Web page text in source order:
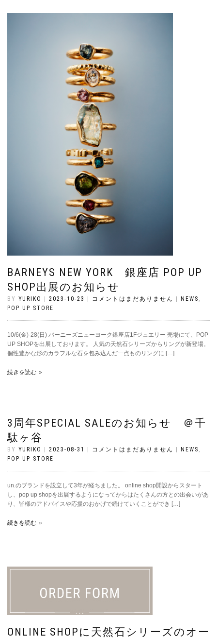
BARNEYS NEW YORK 銀座店 POP UP
SHOP出展のお知らせ
BY YURIKO 2023-10-23 コメントはまだありません NEWS ,
POP UP STORE
10/6(金)-28(日) バーニーズニューヨーク銀座店1Fジュエリー 売場にて、POP
UP SHOPを出展しております。 人気の天然石シリーズからリングが新登場。
個性豊かな形のカラフルな石を包み込んだ一点ものリングに […]
続きを読む
3周年SPECIAL SALEのお知らせ ＠千
駄ヶ谷
BY YURIKO 2023-08-31 コメントはまだありません NEWS ,
POP UP STORE
un.のブランドを設立して3年が経ちました。 online shop開設からスタート
し、pop up shopを出展するようになってからはたくさんの方との出会いがあ
り、皆様のアドバイスや応援のおかげで続けていくことができ […]
続きを読む
ONLINE SHOPに天然石シリーズのオー